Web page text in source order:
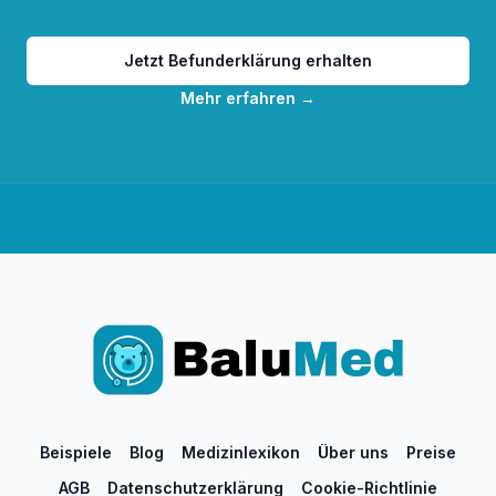
Jetzt Befunderklärung erhalten
Mehr erfahren →
Beispiele Blog Medizinlexikon Über uns
Preise
AGB
Datenschutzerklärung Cookie-Richtlinie